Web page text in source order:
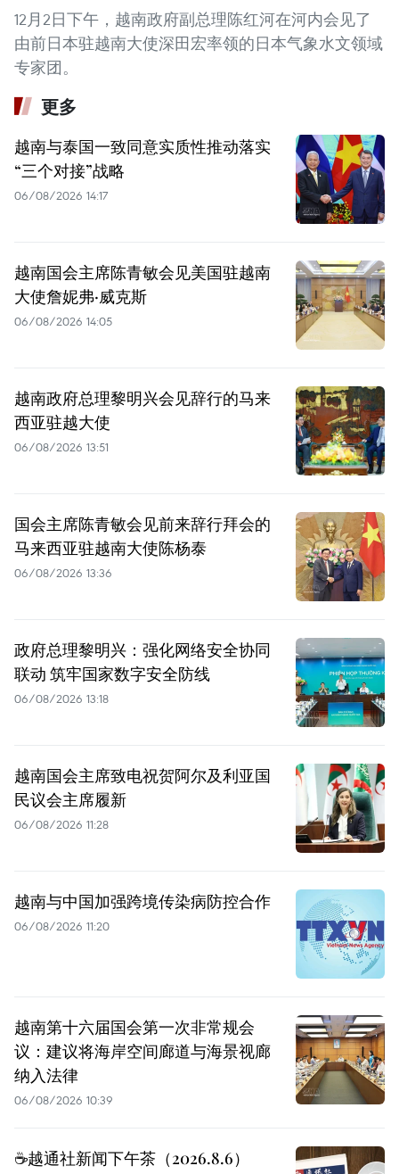
12月2日下午，越南政府副总理陈红河在河内会见了
由前日本驻越南大使深田宏率领的日本气象水文领域
专家团。
更多
越南与泰国一致同意实质性推动落实
“三个对接”战略
06/08/2026 14:17
越南国会主席陈青敏会见美国驻越南
大使詹妮弗·威克斯
06/08/2026 14:05
越南政府总理黎明兴会见辞行的马来
西亚驻越大使
06/08/2026 13:51
国会主席陈青敏会见前来辞行拜会的
马来西亚驻越南大使陈杨泰
06/08/2026 13:36
政府总理黎明兴：强化网络安全协同
联动 筑牢国家数字安全防线
06/08/2026 13:18
越南国会主席致电祝贺阿尔及利亚国
民议会主席履新
06/08/2026 11:28
越南与中国加强跨境传染病防控合作
06/08/2026 11:20
越南第十六届国会第一次非常规会
议：建议将海岸空间廊道与海景视廊
纳入法律
06/08/2026 10:39
☕️越通社新闻下午茶（2026.8.6）